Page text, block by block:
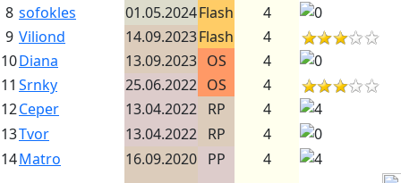
8 sofokles 01.05.2024Flash
4
9 Viliond 14.09.2023Flash
4
10Diana 13.09.2023 OS
4
11 Srnky 25.06.2022 OS
4
12Ceper 13.04.2022 RP
4
13Tvor 13.04.2022 RP
4
14Matro 16.09.2020 PP
4